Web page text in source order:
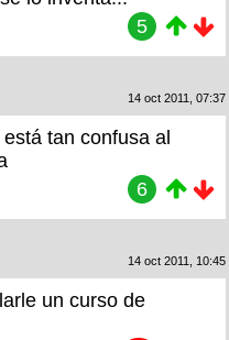
5
14 oct 2011, 07:37
tan confusa al
6
14 oct 2011, 10:45
un curso de